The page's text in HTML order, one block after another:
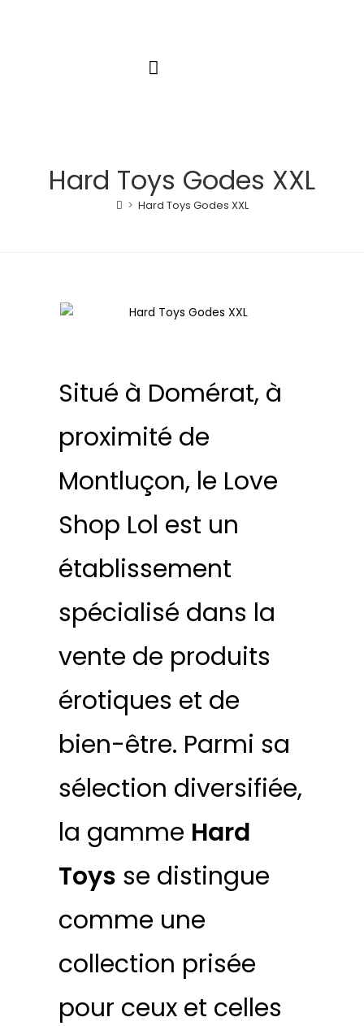
Hard Toys Godes XXL
> Hard Toys Godes XXL
Situé à Domérat, à
proximité de
Montluçon, le Love
Shop Lol est un
établissement
spécialisé dans la
vente de produits
érotiques et de
bien-être. Parmi sa
sélection diversifiée,
la gamme Hard
Toys se distingue
comme une
collection prisée
pour ceux et celles